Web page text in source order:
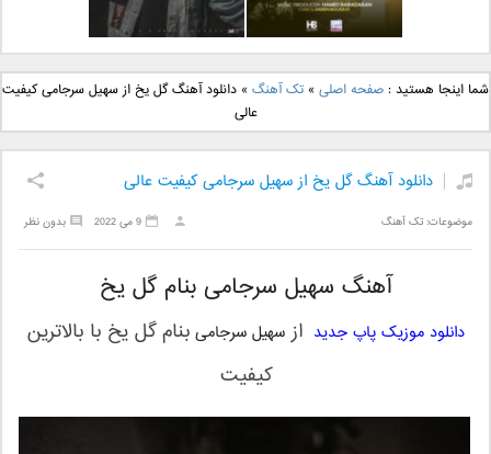
دانلود آهنگ جدید بهنام
بانی بنام قرص قمر 2
دانلود آهنگ جدید علی
یاسینی بنام دورترین نزدیک
شما اینجا هستید :صفحه اصلی »تک آهنگ »دانلود آهنگ گل یخ از سهیل سرجامی کیفیت
عالی
دانلود آهنگ گل یخ از سهیل سرجامی کیفیت عالی
موضوعات:تک آهنگ بدون نظر 9 می 2022
آهنگ سهیل سرجامی بنام گل یخ
دانلود موزیک پاپ جدید ازسهیل سرجامیبنامگل یخبا بالاترین
کیفیت